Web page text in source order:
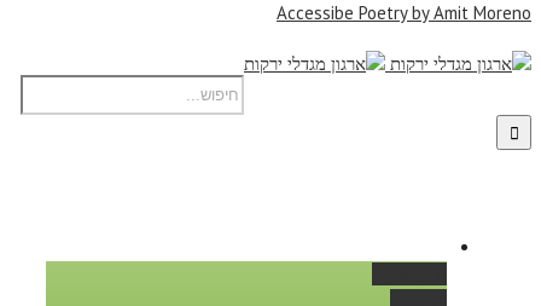
Accessibe Poetry by Amit Moreno